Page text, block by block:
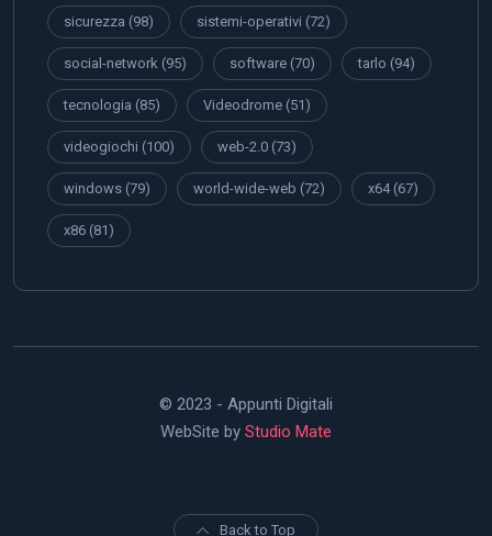
sicurezza (98) sistemi-operativi (72)
social-network (95) software (70) tarlo (94)
tecnologia (85) Videodrome (51)
videogiochi (100) web-2.0 (73)
windows (79) world-wide-web (72) x64(67)
x86 (81)
© 2023 - Appunti Digitali
WebSite by Studio Mate
Back to Top